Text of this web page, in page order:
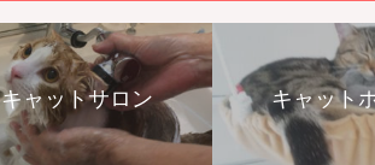
キャットサロン キャット